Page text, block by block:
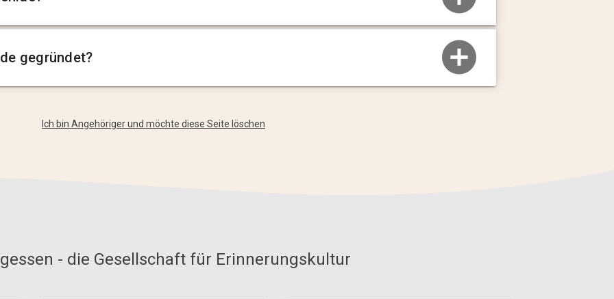
gegründet?
Ich bin Angehöriger und möchte diese Seite löschen
- die Gesellschaft für Erinnerungskultur